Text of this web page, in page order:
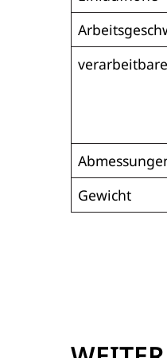
Gewicht